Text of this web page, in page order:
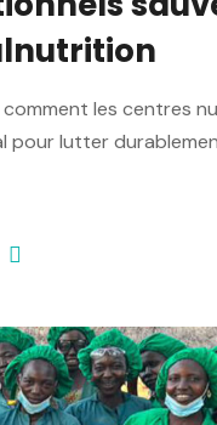
les centres
pour lutter